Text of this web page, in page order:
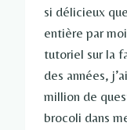
si délicieux
entière par
tutoriel sur la
des années,
million de
brocoli dans